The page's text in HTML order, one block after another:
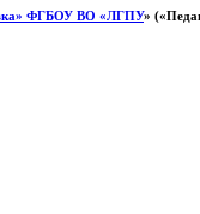
ФГБОУ ВО «ЛГПУ»